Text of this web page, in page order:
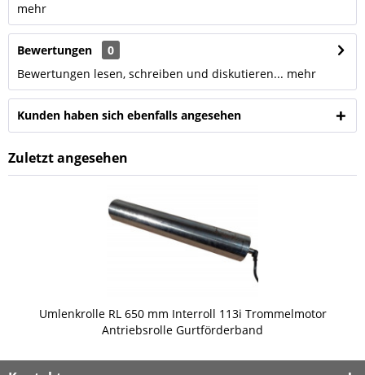
mehr
Bewertungen
0
Bewertungen lesen, schreiben und diskutieren... mehr
Kunden haben sich ebenfalls angesehen
Zuletzt angesehen
Umlenkrolle RL 650 mm Interroll 113i Trommelmotor
Antriebsrolle Gurtförderband